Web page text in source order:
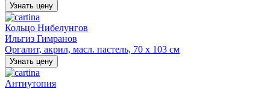
Узнать цену
Кольцо Нибелунгов
Ильгиз Гимранов
Оргалит, акрил, масл. пастель, 70 х 103 см
Узнать цену
Антиутопия